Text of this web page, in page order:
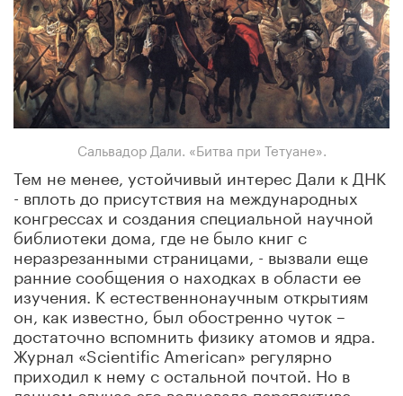
Сальвадор Дали. «Битва при Тетуане».
Тем не менее, устойчивый интерес Дали к ДНК
- вплоть до присутствия на международных
конгрессах и создания специальной научной
библиотеки дома, где не было книг с
неразрезанными страницами, - вызвали еще
ранние сообщения о находках в области ее
изучения. К естественнонаучным открытиям
он, как известно, был обостренно чуток –
достаточно вспомнить физику атомов и ядра.
Журнал «Scientific American» регулярно
приходил к нему с остальной почтой. Но в